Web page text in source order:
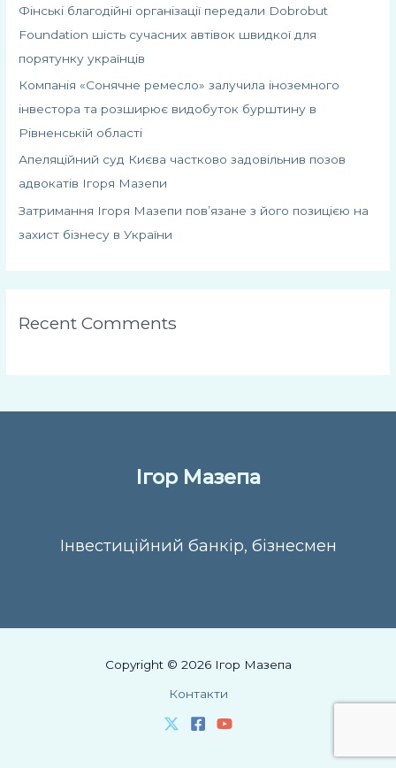
Фінські благодійні організації передали Dobrobut
Foundation шість сучасних автівок швидкої для
порятунку українців
Компанія «Сонячне ремесло» залучила іноземного
інвестора та розширює видобуток бурштину в
Рівненській області
Апеляційний суд Києва частково задовільнив позов
адвокатів Ігоря Мазепи
Затримання Ігоря Мазепи пов’язане з його позицією на
захист бізнесу в України
Recent Comments
Ігор Мазепа
Інвестиційний банкір, бізнесмен
Copyright © 2026 Ігор Мазепа
Контакти